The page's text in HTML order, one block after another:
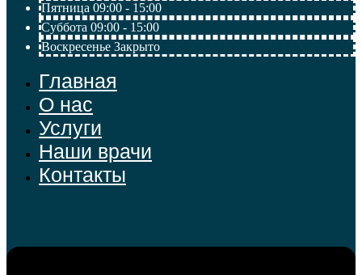
Пятница 09:00 - 15:00
Суббота 09:00 - 15:00
Воскресенье Закрыто
Главная
О нас
Услуги
Наши врачи
Контакты